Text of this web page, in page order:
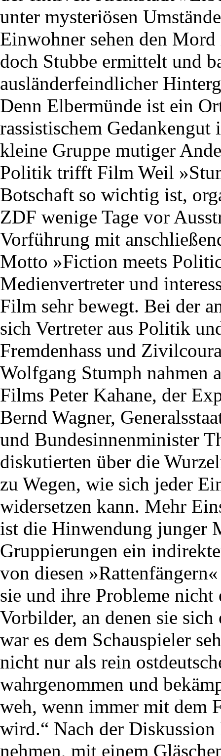
unter mysteriösen
Einwohner sehen den
doch Stubbe ermittelt und
ausländerfeindlicher
Denn Elbermünde ist ein
rassistischem
kleine Gruppe mutiger
Politik trifft Film Weil
Botschaft so wichtig ist,
ZDF wenige Tage vor
Vorführung mit
Motto »Fiction meets
Medienvertreter und
Film sehr bewegt. Bei der
sich Vertreter aus Politik
Fremdenhass und
Wolfgang Stumph nahmen
Films Peter Kahane, der
Bernd Wagner,
und Bundesinnenminister
diskutierten über die
zu Wegen, wie sich jeder
widersetzen kann. Mehr
ist die Hinwendung junger
Gruppierungen ein
von diesen
sie und ihre Probleme
Vorbilder, an denen sie
war es dem Schauspieler
nicht nur als rein
wahrgenommen und
weh, wenn immer mit dem
wird.“ Nach der
nehmen, mit einem